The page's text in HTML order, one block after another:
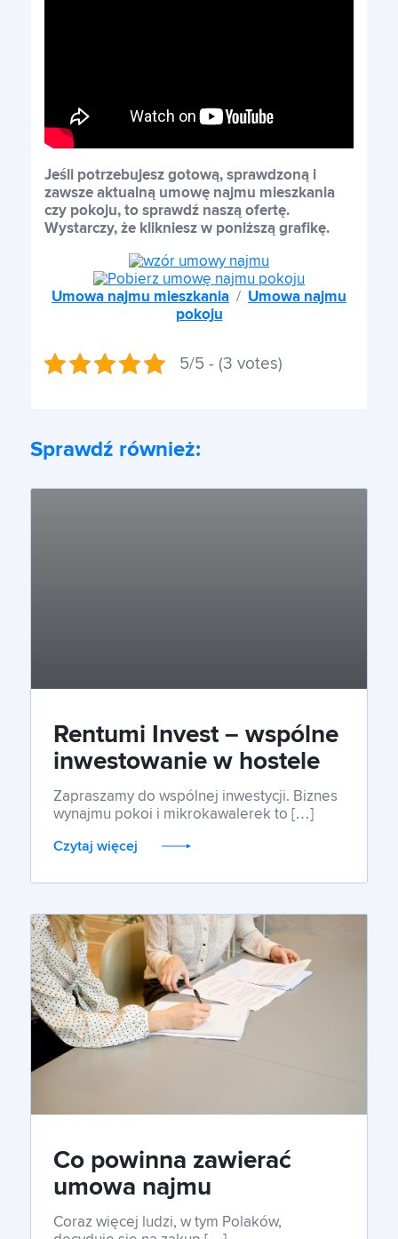
Jeśli potrzebujesz gotową, sprawdzoną i
zawsze aktualną umowę najmu mieszkania
czy pokoju, to sprawdź naszą ofertę.
Wystarczy, że klikniesz w poniższą grafikę.
Umowa najmu mieszkania / Umowa najmu
pokoju
5/5 - (3 votes)
Sprawdź również:
Rentumi Invest – wspólne
inwestowanie w hostele
w Polsce
Zapraszamy do wspólnej inwestycji. Biznes
wynajmu pokoi i mikrokawalerek to […]
Czytaj więcej
Co powinna zawierać
umowa najmu
okazjonalnego?
Coraz więcej ludzi, w tym Polaków,